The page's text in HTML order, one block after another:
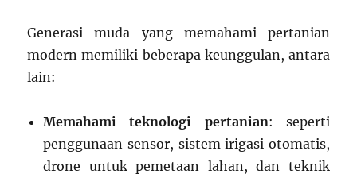
Generasi muda yang memahami pertanian
modern memiliki beberapa keunggulan, antara
lain:
Memahami teknologi pertanian: seperti
penggunaan sensor, sistem irigasi otomatis,
drone untuk pemetaan lahan, dan teknik